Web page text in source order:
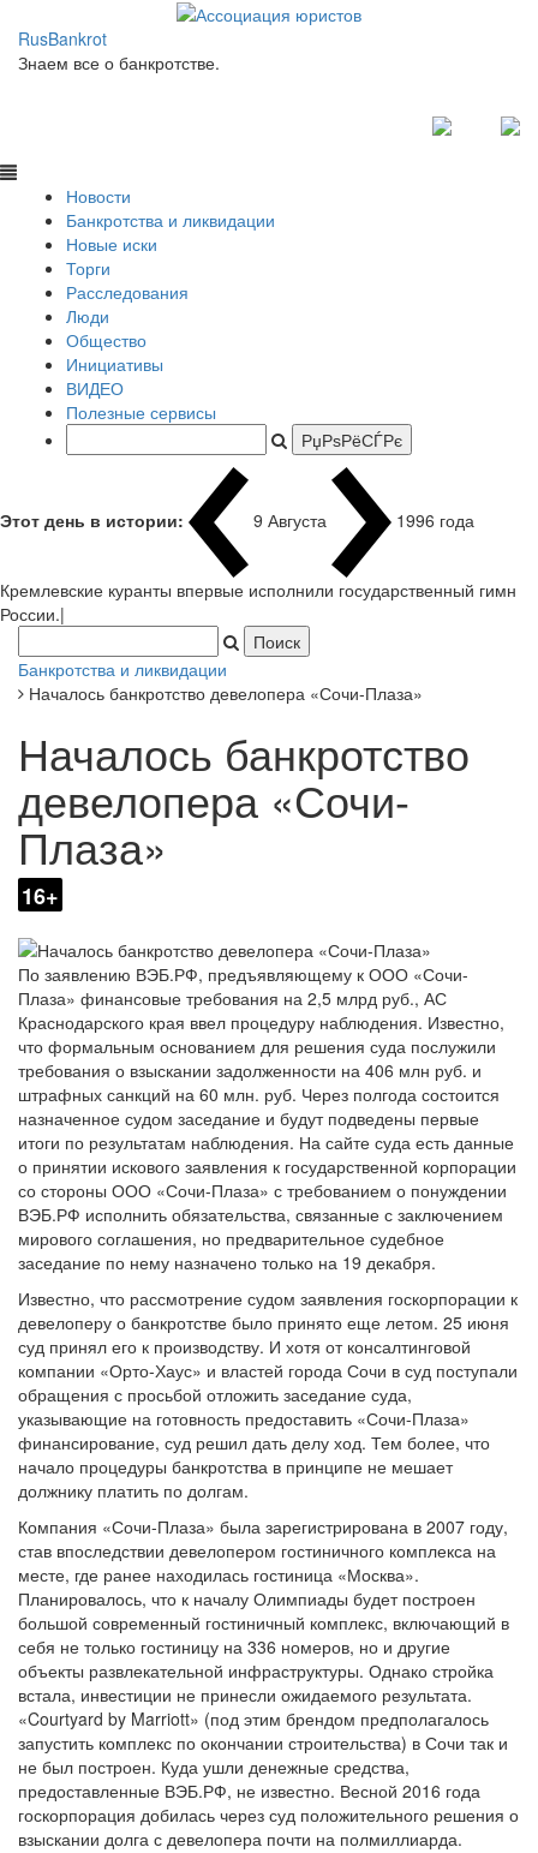
RusBankrot
Знаем все о банкротстве.
Новости
Банкротства и ликвидации
Новые иски
Торги
Расследования
Люди
Общество
Инициативы
ВИДЕО
Полезные сервисы
Этот день в истории: 9 Августа 1996 года
Кремлевские куранты впервые исполнили государственный гимн
России.|
Банкротства и ликвидации
Началось банкротство девелопера «Сочи-Плаза»
Началось банкротство
девелопера «Сочи-
Плаза»
16+
По заявлению ВЭБ.РФ, предъявляющему к ООО «Сочи-
Плаза» финансовые требования на 2,5 млрд руб., АС
Краснодарского края ввел процедуру наблюдения. Известно,
что формальным основанием для решения суда послужили
требования о взыскании задолженности на 406 млн руб. и
штрафных санкций на 60 млн. руб. Через полгода состоится
назначенное судом заседание и будут подведены первые
итоги по результатам наблюдения. На сайте суда есть данные
о принятии искового заявления к государственной корпорации
со стороны ООО «Сочи-Плаза» с требованием о понуждении
ВЭБ.РФ исполнить обязательства, связанные с заключением
мирового соглашения, но предварительное судебное
заседание по нему назначено только на 19 декабря.
Известно, что рассмотрение судом заявления госкорпорации к
девелоперу о банкротстве было принято еще летом. 25 июня
суд принял его к производству. И хотя от консалтинговой
компании «Орто-Хаус» и властей города Сочи в суд поступали
обращения с просьбой отложить заседание суда,
указывающие на готовность предоставить «Сочи-Плаза»
финансирование, суд решил дать делу ход. Тем более, что
начало процедуры банкротства в принципе не мешает
должнику платить по долгам.
Компания «Сочи-Плаза» была зарегистрирована в 2007 году,
став впоследствии девелопером гостиничного комплекса на
месте, где ранее находилась гостиница «Москва».
Планировалось, что к началу Олимпиады будет построен
большой современный гостиничный комплекс, включающий в
себя не только гостиницу на 336 номеров, но и другие
объекты развлекательной инфраструктуры. Однако стройка
встала, инвестиции не принесли ожидаемого результата.
«Courtyard by Marriott» (под этим брендом предполагалось
запустить комплекс по окончании строительства) в Сочи так и
не был построен. Куда ушли денежные средства,
предоставленные ВЭБ.РФ, не известно. Весной 2016 года
госкорпорация добилась через суд положительного решения о
взыскании долга с девелопера почти на полмиллиарда.